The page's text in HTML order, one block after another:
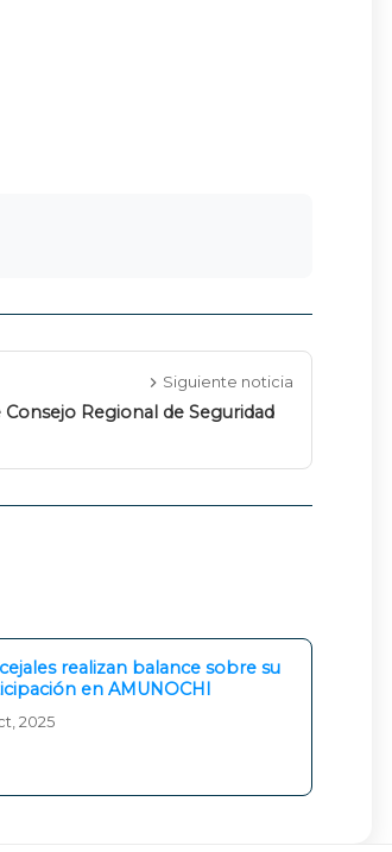
Siguiente noticia
Regional de Seguridad
realizan balance sobre su
en AMUNOCHI
2025